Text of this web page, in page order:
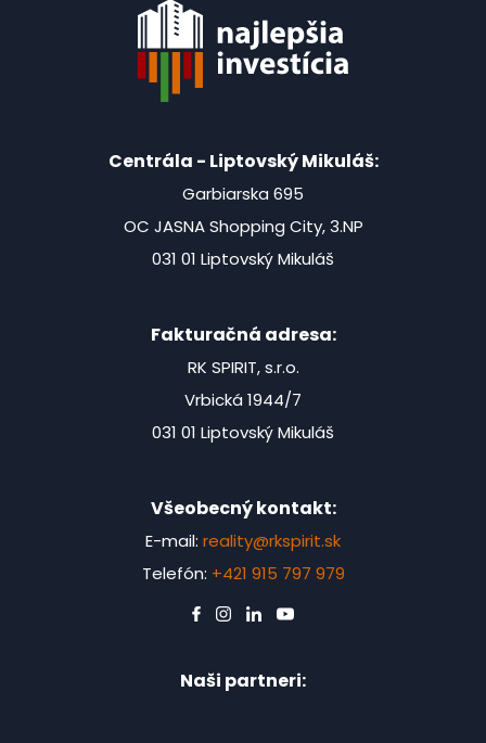
Centrála - Liptovský Mikuláš:
Garbiarska 695
OC JASNA Shopping City, 3.NP
031 01 Liptovský Mikuláš
Fakturačná adresa:
RK SPIRIT, s.r.o.
Vrbická 1944/7
031 01 Liptovský Mikuláš
Všeobecný kontakt:
E-mail: reality@rkspirit.sk
Telefón: +421 915 797 979
Naši partneri: